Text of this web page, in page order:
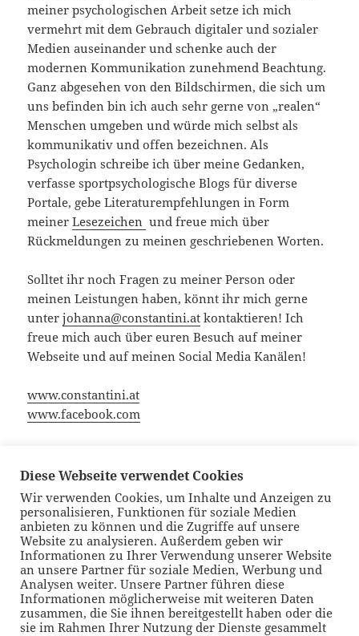
meiner psychologischen Arbeit setze ich mich
vermehrt mit dem Gebrauch digitaler und sozialer
Medien auseinander und schenke auch der
modernen Kommunikation zunehmend Beachtung.
Ganz abgesehen von den Bildschirmen, die sich um
uns befinden bin ich auch sehr gerne von „realen“
Menschen umgeben und würde mich selbst als
kommunikativ und offen bezeichnen. Als
Psychologin schreibe ich über meine Gedanken,
verfasse sportpsychologische Blogs für diverse
Portale, gebe Literaturempfehlungen in Form
meinerLesezeichen und freue mich über
Rückmeldungen zu meinen geschriebenen Worten.
Solltet ihr noch Fragen zu meiner Person oder
meinen Leistungen haben, könnt ihr mich gerne
unterjohanna@constantini.at kontaktieren! Ich
freue mich auch über euren Besuch auf meiner
Webseite und auf meinen Social Media Kanälen!
www.constantini.at
www.facebook.com
Veröffentlicht
am
22. März 2019 Autor
Johanna Kategorien
#mentalhorsesports
Beitragsnavigation
VORHERIGER
Vorheriger
Beitrag:
„Psyche? Hat doch jeder“ bildet mein
aktuelles Lesezeichen
NÄCHSTER
Nächster
Trenddiagnose Burnout – auch im Sport
Diese Webseite verwendet Cookies
Wir verwenden Cookies, um Inhalte und Anzeigen zu
personalisieren, Funktionen für soziale Medien
anbieten zu können und die Zugriffe auf unsere
Website zu analysieren. Außerdem geben wir
Informationen zu Ihrer Verwendung unserer Website
an unsere Partner für soziale Medien, Werbung und
Analysen weiter. Unsere Partner führen diese
Informationen möglicherweise mit weiteren Daten
zusammen, die Sie ihnen bereitgestellt haben oder die
sie im Rahmen Ihrer Nutzung der Dienste gesammelt